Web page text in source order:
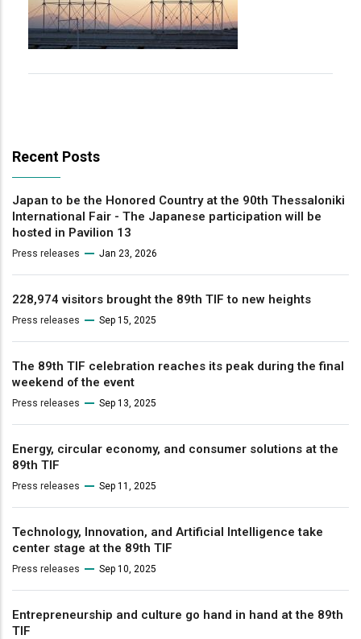
Recent Posts
Japan to be the Honored Country at the 90th Thessaloniki
International Fair - The Japanese participation will be
hosted in Pavilion 13
Press releases Jan 23, 2026
228,974 visitors brought the 89th TIF to new heights
Press releases Sep 15, 2025
The 89th TIF celebration reaches its peak during the final
weekend of the event
Press releases Sep 13, 2025
Energy, circular economy, and consumer solutions at the
89th TIF
Press releases Sep 11, 2025
Technology, Innovation, and Artificial Intelligence take
center stage at the 89th TIF
Press releases Sep 10, 2025
Entrepreneurship and culture go hand in hand at the 89th
TIF